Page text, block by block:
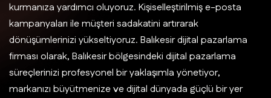
kurmanıza yardımcı oluyoruz. Kişiselleştirilmiş e-posta
kampanyaları ile müşteri sadakatini artırarak
dönüşümlerinizi yükseltiyoruz. Balıkesir dijital pazarlama
firması olarak, Balıkesir bölgesindeki dijital pazarlama
süreçlerinizi profesyonel bir yaklaşımla yönetiyor,
markanızı büyütmenize ve dijital dünyada güçlü bir yer